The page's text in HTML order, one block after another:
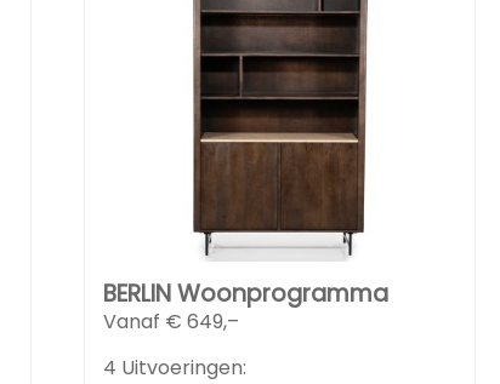
BERLIN Woonprogramma
Vanaf €649,–
4 Uitvoeringen: